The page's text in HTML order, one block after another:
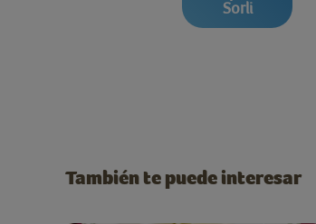
Sorli
También te puede interesar